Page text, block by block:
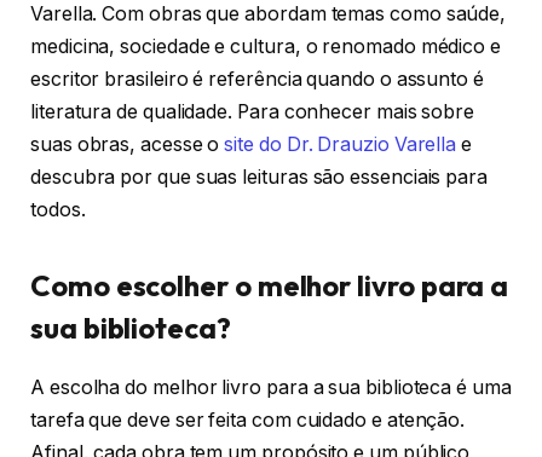
Varella. Com obras que abordam temas como saúde,
medicina, sociedade e cultura, o renomado médico e
escritor brasileiro é referência quando o assunto é
literatura de qualidade. Para conhecer mais sobre
suas obras, acesse osite do Dr. Drauzio Varella e
descubra por que suas leituras são essenciais para
todos.
Como escolher o melhor livro para a
sua biblioteca?
A escolha do melhor livro para a sua biblioteca é uma
tarefa que deve ser feita com cuidado e atenção.